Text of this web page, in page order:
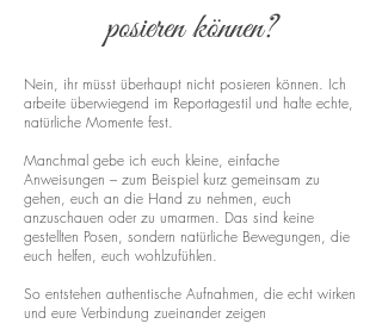
posieren können?
Nein, ihr müsst überhaupt nicht posieren können. Ich
arbeite überwiegend im Reportagestil und halte echte,
natürliche Momente fest.
Manchmal gebe ich euch kleine, einfache
Anweisungen – zum Beispiel kurz gemeinsam zu
gehen, euch an die Hand zu nehmen, euch
anzuschauen oder zu umarmen. Das sind keine
gestellten Posen, sondern natürliche Bewegungen, die
euch helfen, euch wohlzufühlen.
So entstehen authentische Aufnahmen, die echt wirken
und eure Verbindung zueinander zeigen